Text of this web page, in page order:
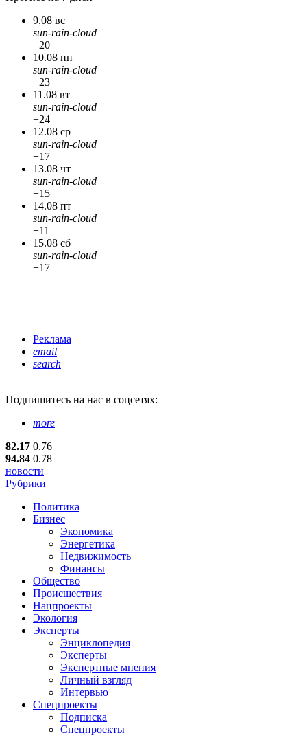
9.08 вс
sun-rain-cloud
+20
10.08 пн
sun-rain-cloud
+23
11.08 вт
sun-rain-cloud
+24
12.08 ср
sun-rain-cloud
+17
13.08 чт
sun-rain-cloud
+15
14.08 пт
sun-rain-cloud
+11
15.08 сб
sun-rain-cloud
+17
Реклама
email
search
Подпишитесь на нас в соцсетях:
more
82.17 0.76
94.84 0.78
новости
Рубрики
Политика
Бизнес
Экономика
Энергетика
Недвижимость
Финансы
Общество
Происшествия
Нацпроекты
Экология
Эксперты
Энциклопедия
Эксперты
Экспертные мнения
Личный взгляд
Интервью
Спецпроекты
Подписка
Спецпроекты